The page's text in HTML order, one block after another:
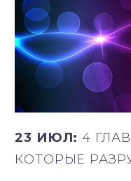
23 ИЮЛ: 4
КОТОРЫЕ